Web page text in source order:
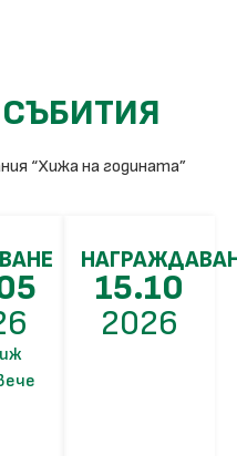
“Хижа на годината”
15.10
2026